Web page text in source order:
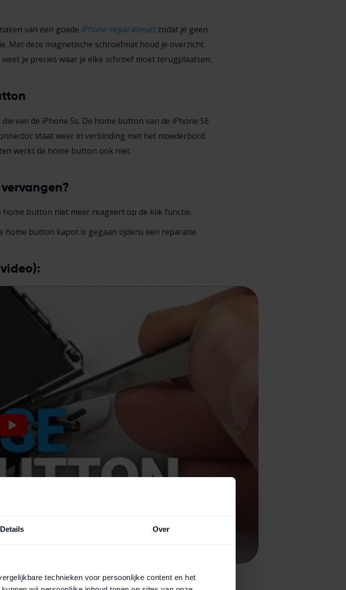
Details Over
technieken voor persoonlijke content en het
van een goede iPhone reparatiesetzodat je geen
Met deze magnetische schroefmat houd je overzicht
je precies waar je elke schroef moet terugplaatsen.
van de iPhone 5s. De home button van de iPhone SE
staat weer in verbinding met het moederbord.
werkt de home button ook niet.
home button niet meer reageert op de klik functie.
home button kapot is gegaan tijdens een reparatie.